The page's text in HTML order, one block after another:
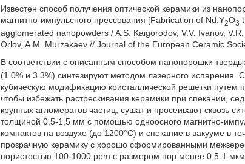
Известен способ получения оптической керамики из
магнитно-импульсного прессования [Fabrication of Nd:Y2O3
agglomerated nanopowders / A.S. Kaigorodov, V.V. Ivanov,
Orlov, A.M. Murzakaev // Journal of the European Ceramic
В соответствии с описанным способом нанопорошки
(1.0% и 3.3%) синтезируют методом лазерного
кубическую модификацию кристаллической решетки путем
чтобы избежать растрескивания керамики при спекании,
крупных агломератов частиц, сушат и просеивают сквозь
толщиной 0,5-1,5 мм с помощью одноосного магнитно-
компактов на воздухе (до 1200°C) и спекание в вакууме в
прозрачную керамику с хорошо сформированными
пористостью 100-1000 ppm с размером пор менее 0,5-1